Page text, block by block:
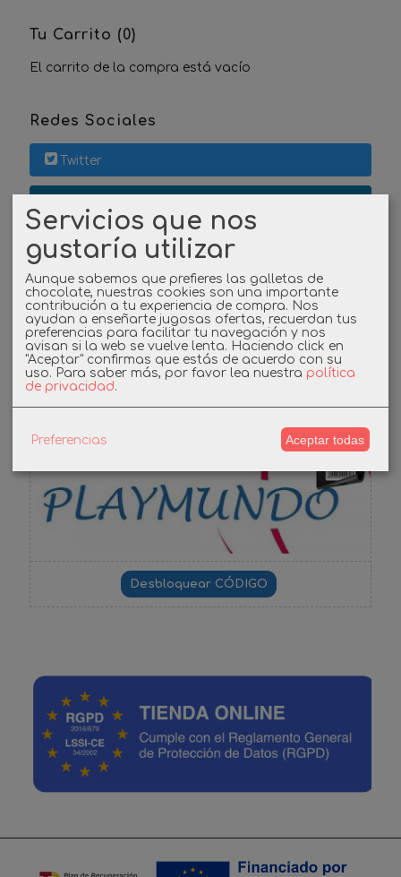
Tu Carrito (0)
El carrito de la compra está vacío
Redes Sociales
Twitter
Instagram
Facebook
Cupones
-3%
Servicios que nos
gustaría utilizar
Aunque sabemos que prefieres las galletas de
chocolate, nuestras cookies son una importante
contribución a tu experiencia de compra. Nos
ayudan a enseñarte jugosas ofertas, recuerdan tus
preferencias para facilitar tu navegación y nos
avisan si la web se vuelve lenta. Haciendo click en
"Aceptar" confirmas que estás de acuerdo con su
uso. Para saber más, por favor lea nuestra política
de privacidad.
Preferencias Aceptar todas